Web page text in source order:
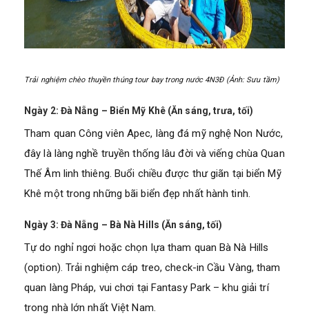
Trải nghiệm chèo thuyền thúng tour bay trong nước 4N3Đ (Ảnh: Sưu tầm)
Ngày 2: Đà Nẵng – Biển Mỹ Khê (Ăn sáng, trưa, tối)
Tham quan Công viên Apec, làng đá mỹ nghệ Non Nước,
đây là làng nghề truyền thống lâu đời và viếng chùa Quan
Thế Âm linh thiêng. Buổi chiều được thư giãn tại biển Mỹ
Khê một trong những bãi biển đẹp nhất hành tinh.
Ngày 3: Đà Nẵng – Bà Nà Hills (Ăn sáng, tối)
Tự do nghỉ ngơi hoặc chọn lựa tham quan Bà Nà Hills
(option). Trải nghiệm cáp treo, check-in Cầu Vàng, tham
quan làng Pháp, vui chơi tại Fantasy Park – khu giải trí
trong nhà lớn nhất Việt Nam.